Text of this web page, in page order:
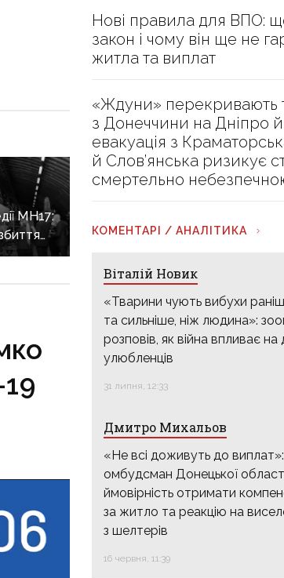
MH17:
після
Нові правила для ВПО:
закон і чому він ще не
житла та виплат
«Ждуни» перекривають
з Донеччини на Дніпро й
евакуація з
й Слов’янська ризикує
смертельно
КОМЕНТАРІ / АНАЛІТИКА
Віталій Новик
«Тварини чують вибухи
та сильніше, ніж людина»:
розповів, як війна впливає
улюбленців
31 липня, 12:33
Дмитро Михальов
«Не всі доживуть до виплат»:
омбудсман Донецької
ймовірність отримати
за житло та реакцію на
з шелтерів
16 червня, 11:39